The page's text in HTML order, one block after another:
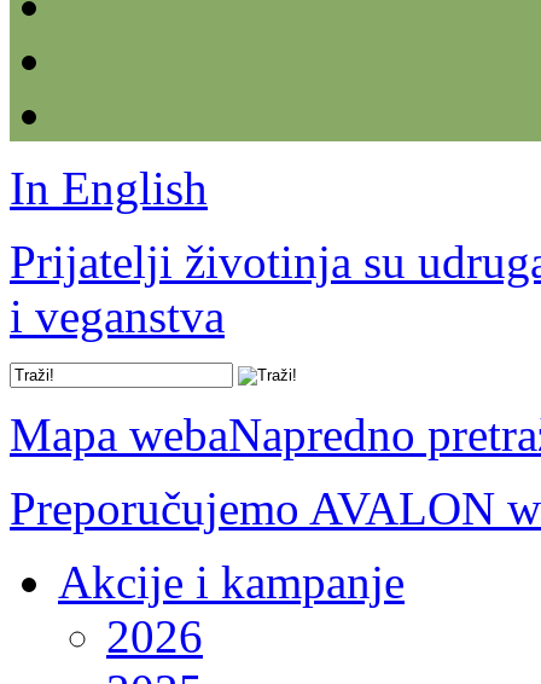
In English
Prijatelji životinja su
i veganstva
Mapa webaNapredno
Preporučujemo AVALON
Akcije i kampanje
2026